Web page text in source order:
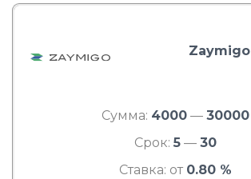
Zaymigo
Сумма: 4000— 30000
Срок: 5— 30
Ставка: от 0.80 %